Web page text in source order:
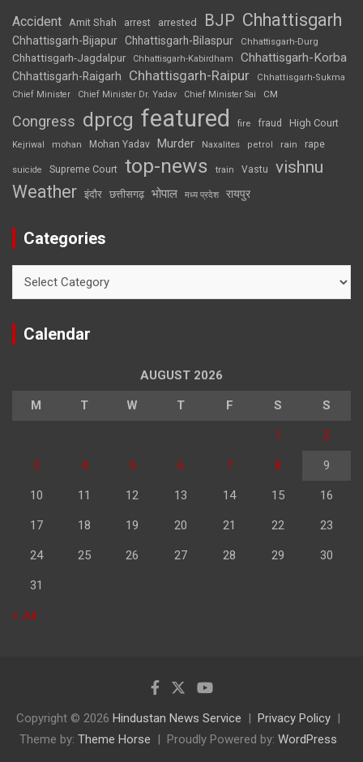
Accident Amit Shah arrest arrested BJP Chhattisgarh
Chhattisgarh-Bijapur Chhattisgarh-Bilaspur Chhattisgarh-Durg
Chhattisgarh-Jagdalpur Chhattisgarh-Kabirdham Chhattisgarh-Korba
Chhattisgarh-Raigarh Chhattisgarh-Raipur
Chhattisgarh-Sukma
Chief Minister
Chief Minister Dr. Yadav Chief Minister Sai CM
Congress dprcg featured fire fraud High Court
Kejriwal mohan Mohan Yadav Murder Naxalites petrol rain rape
suicide Supreme Court top-news train Vastu vishnu
Weather इंदौर छत्तीसगढ़ भोपाल मध्य प्रदेश रायपुर
Categories
Calendar
AUGUST 2026
M T W T F S S
1 2
3 4 5 6 7 8 9
10 11 12 13 14 15 16
17 18 19 20 21 22 23
24 25 26 27 28 29 30
31
« Jul
Copyright © 2026 Hindustan News Service
Privacy Policy
Theme by: Theme Horse Proudly Powered by: WordPress